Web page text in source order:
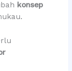
konsep